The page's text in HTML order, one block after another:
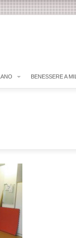
BENESSERE A